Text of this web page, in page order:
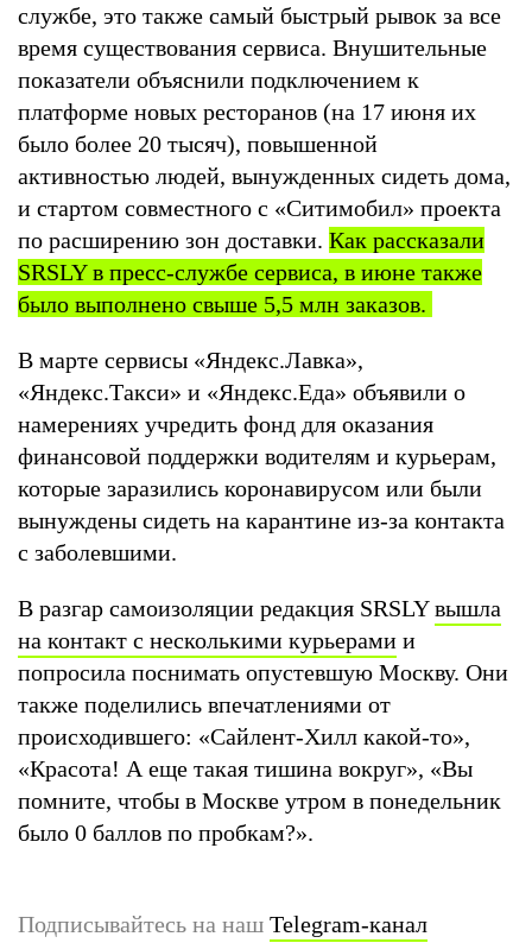
службе, это также самый быстрый рывок за все
время существования сервиса. Внушительные
показатели объяснили подключением к
платформе новых ресторанов (на 17 июня их
было более 20 тысяч), повышенной
активностью людей, вынужденных сидеть дома,
и стартом совместного с «Ситимобил» проекта
по расширению зон доставки. Как рассказали
SRSLY в пресс-службе сервиса, в июне также
было выполнено свыше 5,5 млн заказов.
В марте сервисы «Яндекс.Лавка»,
«Яндекс.Такси» и «Яндекс.Еда» объявили о
намерениях учредить фонд для оказания
финансовой поддержки водителям и курьерам,
которые заразились коронавирусом или были
вынуждены сидеть на карантине из-за контакта
с заболевшими.
В разгар самоизоляции редакция SRSLYвышла
на контакт с несколькими курьерами и
попросила поснимать опустевшую Москву. Они
также поделились впечатлениями от
происходившего: «Сайлент-Хилл какой-то»,
«Красота! А еще такая тишина вокруг», «Вы
помните, чтобы в Москве утром в понедельник
было 0 баллов по пробкам?».
Подписывайтесь на наш Telegram-канал